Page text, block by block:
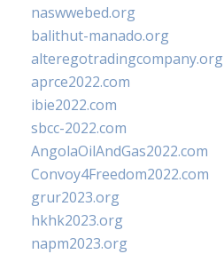
naswwebed.org
balithut-manado.org
alteregotradingcompany.org
aprce2022.com
ibie2022.com
sbcc-2022.com
AngolaOilAndGas2022.com
Convoy4Freedom2022.com
grur2023.org
hkhk2023.org
napm2023.org